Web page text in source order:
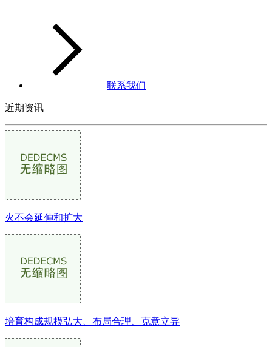
联系我们
近期资讯
火不会延伸和扩大
培育构成规模弘大、布局合理、克意立异